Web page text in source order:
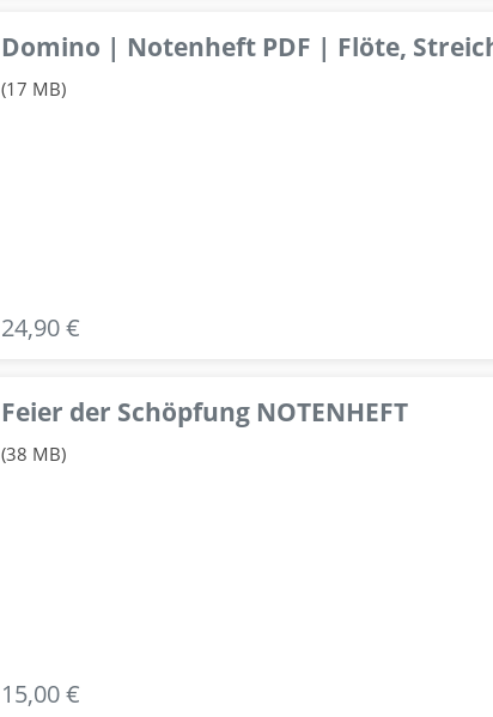
Domino | Notenheft PDF | Flöte,
(17 MB)
24,90 €
Feier der Schöpfung NOTENHEFT
(38 MB)
15,00 €